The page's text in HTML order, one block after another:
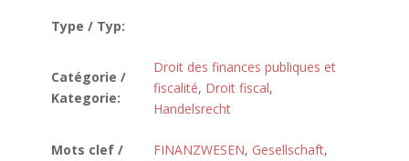
Type / Typ:
Catégorie /
Kategorie:
Droit des finances publiques et
fiscalité, Droit fiscal,
Handelsrecht
Mots clef /
FINANZWESEN, Gesellschaft,